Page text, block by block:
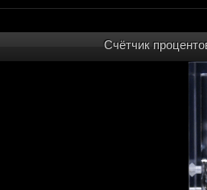
Привет, ребят! Не
которые там
не смыслят в
не допустит,
на модификации
пор косят бабло.
финансирование с
Счётчик